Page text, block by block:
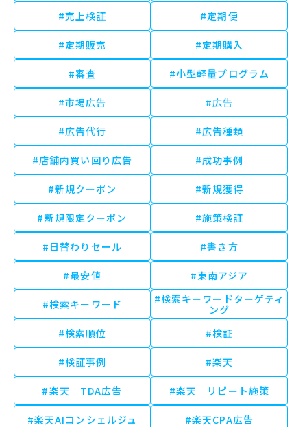
#売上検証 #定期便
#定期販売 #定期購入
#審査 #小型軽量プログラム
#市場広告 #広告
#広告代行 #広告種類
#店舗内買い回り広告 #成功事例
#新規クーポン #新規獲得
#新規限定クーポン #施策検証
#日替わりセール #書き方
#最安値 #東南アジア
#検索キーワード
#検索キーワードターゲティ
ング
#検索順位
#検証
#検証事例 #楽天
#楽天 TDA広告 #楽天 リピート施策
#楽天AIコンシェルジュ #楽天CPA広告